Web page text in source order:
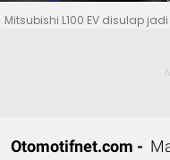
Mitsubishi L100 EV disulap
Otomotifnet.com -